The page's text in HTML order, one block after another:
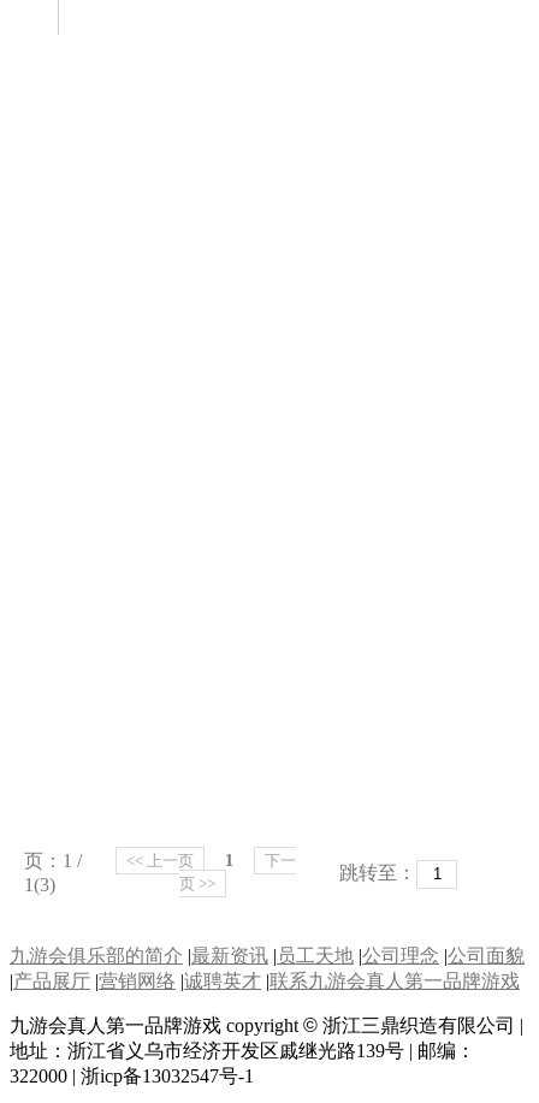
页：1 /
1(3)
<< 上一页 1
下一
页 >>
跳转至：
九游会俱乐部的简介 |最新资讯 | 员工天地 |公司理念 |公司面貌
|产品展厅 |营销网络 |诚聘英才 |联系九游会真人第一品牌游戏
九游会真人第一品牌游戏 copyright © 浙江三鼎织造有限公司 |
地址：浙江省义乌市经济开发区戚继光路139号 | 邮编：
322000 | 浙icp备13032547号-1